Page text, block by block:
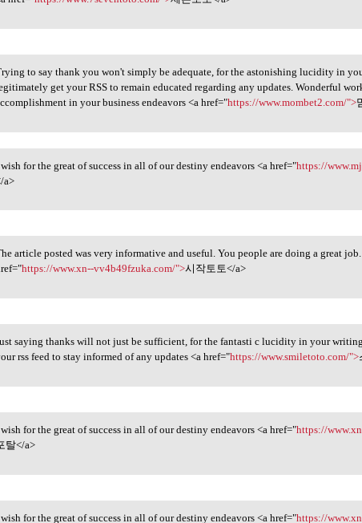
to say thank you won't
to say thank you won't simply be adequate, for the astonishing lucidity in
get your RSS to remain educated regarding any updates. Wonderful
in your business endeavors <a href="https://www.mombet2.com/">
for the great of
for the great of success in all of our destiny endeavors <a href="https://
a>
article posted was very
article posted was very informative and useful. You people are doing a great
https://www.xn--vv4b49fzuka.com/">시작토토</a>
saying thanks will not
saying thanks will not just be sufficient, for the fantasti c lucidity in your
rss feed to stay informed of any updates <a href="https://www.smiletoto.com/">
for the great of
for the great of success in all of our destiny endeavors <a href="https://
탈</a>
for the great of success in all of our destiny endeavors <a href="https://